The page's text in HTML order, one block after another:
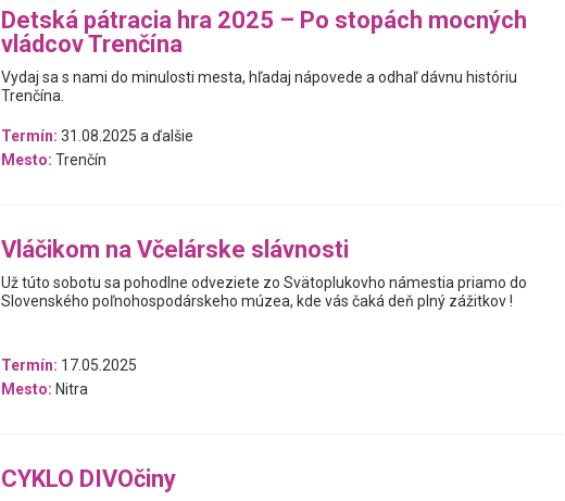
Detská pátracia hra 2025 – Po stopách mocných
vládcov Trenčína
Vydaj sa s nami do minulosti mesta, hľadaj nápovede a odhaľ dávnu históriu
Trenčína.
Termín: 31.08.2025 a ďalšie
Mesto: Trenčín
Vláčikom na Včelárske slávnosti
Už túto sobotu sa pohodlne odveziete zo Svätoplukovho námestia priamo do
Slovenského poľnohospodárskeho múzea, kde vás čaká deň plný zážitkov !
Termín: 17.05.2025
Mesto: Nitra
CYKLO DIVOčiny